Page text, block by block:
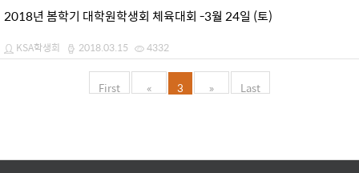
2018년 봄학기 대학원학생회 체육대회 -3월 24일 (토)
KSA학생회 2018.03.15 4332
First « 3 » Last